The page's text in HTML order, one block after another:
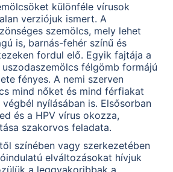
különféle vírusok
verziójuk ismert. A
szemölcs, mely lehet
is, barnás-fehér színű és
fordul elő. Egyik fajtája a
félgömb formájú
fényes. A nemi szerven
mind nőket és mind férfiakat
nyílásában is. Elsősorban
és a HPV vírus okozza,
szakorvos feladata.
színében vagy szerkezetében
elváltozásokat hívjuk